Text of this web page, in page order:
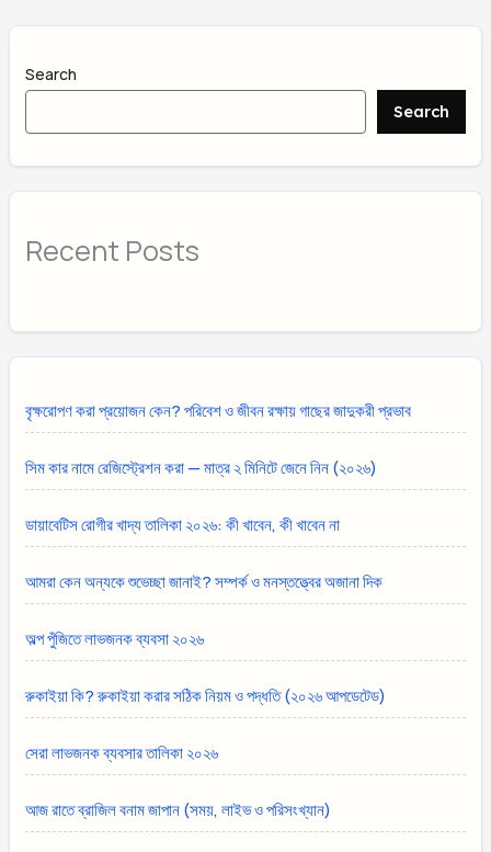
Search
Search
Recent Posts
বৃক্ষরোপণ করা প্রয়োজন কেন? পরিবেশ ও জীবন রক্ষায় গাছের জাদুকরী প্রভাব
সিম কার নামে রেজিস্ট্রেশন করা — মাত্র ২ মিনিটে জেনে নিন (২০২৬)
ডায়াবেটিস রোগীর খাদ্য তালিকা ২০২৬: কী খাবেন, কী খাবেন না
আমরা কেন অন্যকে শুভেচ্ছা জানাই? সম্পর্ক ও মনস্তত্ত্বের অজানা দিক
অল্প পুঁজিতে লাভজনক ব্যবসা ২০২৬
রুকাইয়া কি? রুকাইয়া করার সঠিক নিয়ম ও পদ্ধতি (২০২৬ আপডেটেড)
সেরা লাভজনক ব্যবসার তালিকা ২০২৬
আজ রাতে ব্রাজিল বনাম জাপান (সময়, লাইভ ও পরিসংখ্যান)